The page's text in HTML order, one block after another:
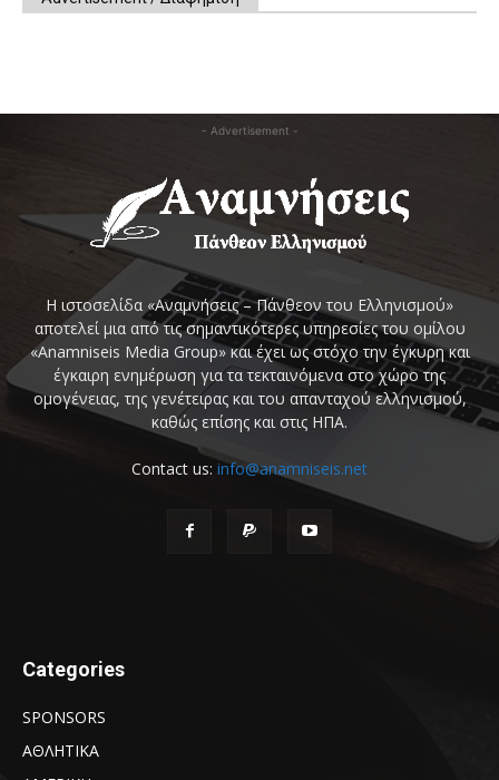
- Advertisement -
Η ιστοσελίδα «Αναμνήσεις – Πάνθεον του Ελληνισμού»
αποτελεί μια από τις σημαντικότερες υπηρεσίες του ομίλου
«Anamniseis Media Group» και έχει ως στόχο την έγκυρη και
έγκαιρη ενημέρωση για τα τεκταινόμενα στο χώρο της
ομογένειας, της γενέτειρας και του απανταχού ελληνισμού,
καθώς επίσης και στις ΗΠΑ.
Contact us: info@anamniseis.net
Categories
SPONSORS
ΑΘΛΗΤΙΚΑ